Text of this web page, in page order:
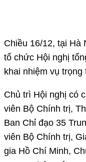
Chiều 16/12, tại Hà
tổ chức Hội nghị
khai nhiệm vụ trọng
Chủ trì Hội nghị có
viên Bộ Chính trị,
Ban Chỉ đạo 35
viên Bộ Chính trị,
gia Hồ Chí Minh,